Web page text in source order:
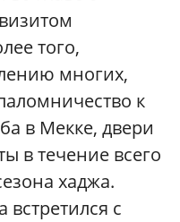
того,
многих,
к
в Мекке, двери
в течение всего
хаджа.
с